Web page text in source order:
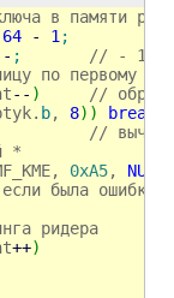
в памяти
64 - 1 ;
;
// - 1 для
по первому
-- )
//
b, 8) ) break
//
*
0xA5, NULL
была ошибка,
ридера
++)